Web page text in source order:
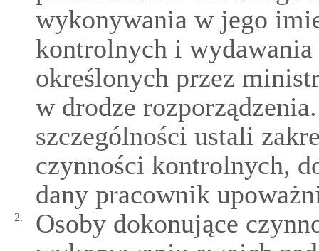
wykonywania w jego
kontrolnych i
określonych przez
w drodze
szczególności ustali
czynności kontrolnych,
dany pracownik
2.
Osoby dokonujące